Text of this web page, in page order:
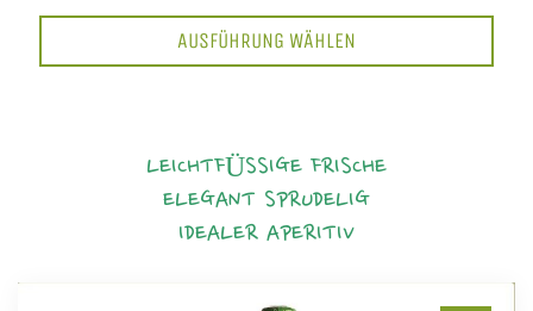
AUSFÜHRUNG WÄHLEN
LEICHTFÜSSIGE FRISCHE
ELEGANT SPRUDELIG
IDEALER APERITIV